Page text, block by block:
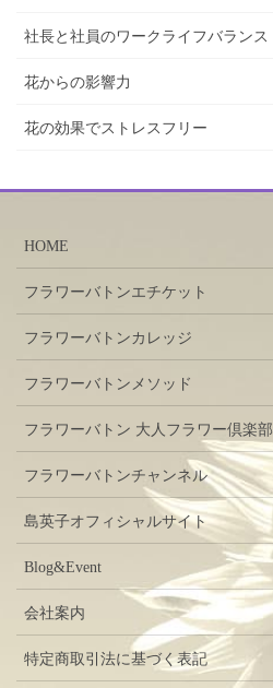
社長と社員のワークライフバランス
花からの影響力
花の効果でストレスフリー
HOME
フラワーバトンエチケット
フラワーバトンカレッジ
フラワーバトンメソッド
フラワーバトン 大人フラワー倶楽部
フラワーバトンチャンネル
島英子オフィシャルサイト
Blog&Event
会社案内
特定商取引法に基づく表記